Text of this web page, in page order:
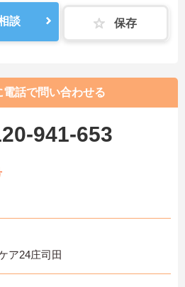
談 保存
電話で問い合わせる
941-653
ア24庄司田